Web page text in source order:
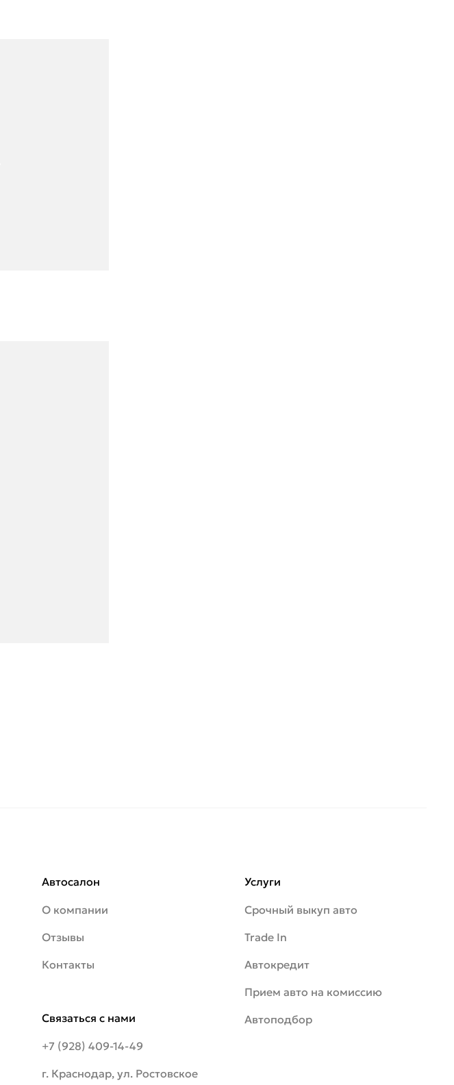
Автосалон
О компании
Отзывы
Контакты
Связаться с нами
+7 (928) 409-14-49
г. Краснодар, ул. Ростовское
Услуги
Срочный выкуп авто
Trade In
Автокредит
Прием авто на комиссию
Автоподбор